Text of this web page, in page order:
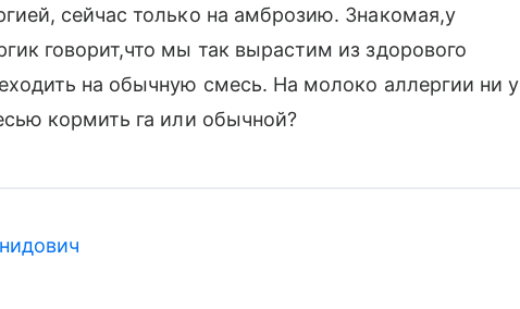
сейчас только на амброзию. Знакомая,у
говорит,что мы так вырастим из здорового
на обычную смесь. На молоко аллергии ни у
кормить га или обычной?